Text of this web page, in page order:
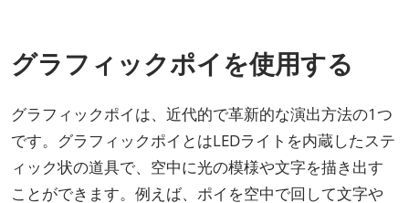
グラフィックポイを使用する
グラフィックポイは、近代的で革新的な演出方法の1つ
です。グラフィックポイとはLEDライトを内蔵したステ
ィック状の道具で、空中に光の模様や文字を描き出す
ことができます。例えば、ポイを空中で回して文字や